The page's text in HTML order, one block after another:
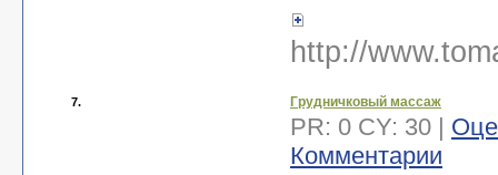
http://
7. Грудничковый массаж
PR: 0 CY: 30 |
Комментарии